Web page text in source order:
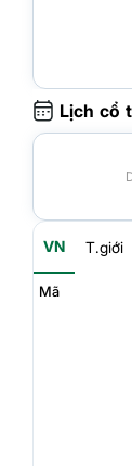
Lịch cổ
VN T.giới
Mã